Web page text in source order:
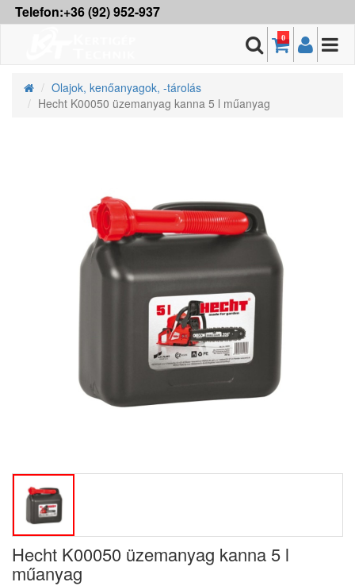
Telefon:+36 (92) 952-937
0
Olajok, kenőanyagok, -tárolás
Hecht K00050 üzemanyag kanna 5 l műanyag
Hecht K00050 üzemanyag kanna 5 l
műanyag